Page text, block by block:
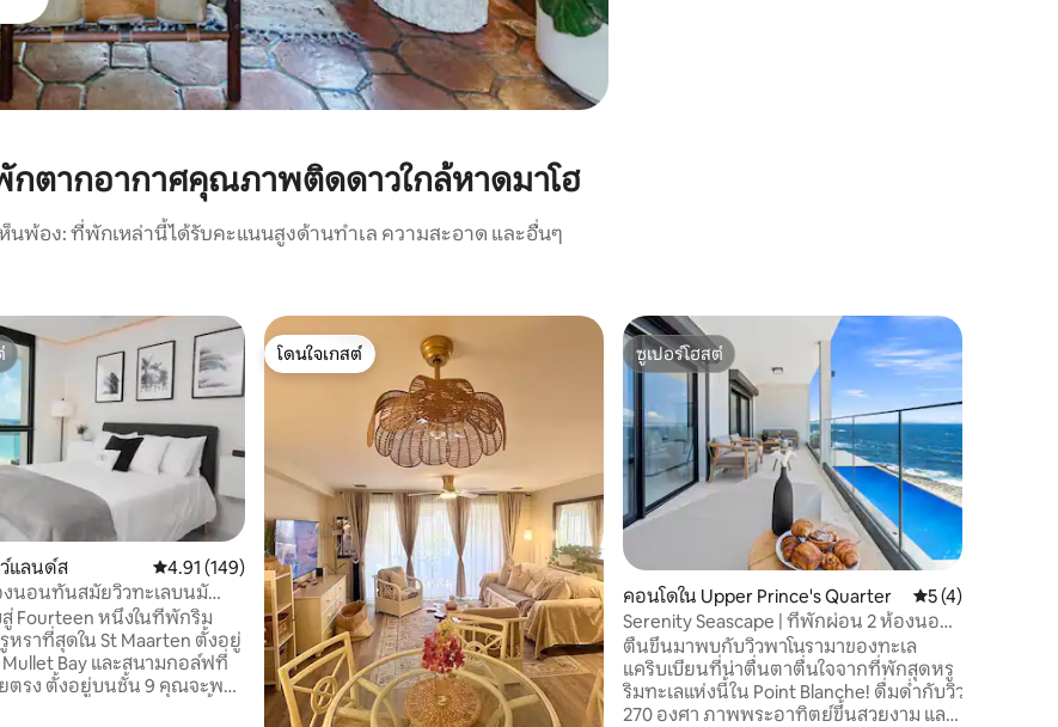
กตากอากาศคุณภาพติดดาวใกล้หาดมาโฮ
ห็นพ้อง: ที่พักเหล่านี้ได้รับคะแนนสูงด้านทำเล ความสะอาด และอื่นๆ
รีวิว
ว์แลนด์ส คะแนนเฉลี่ย 4.91 จาก 5, 149 รีวิว
4.91 (149)
งนอนทันสมัยวิวทะเลบนมั
Fourteen หนึ่งในที่พักริม
ราที่สุดใน St Maarten ตั้งอยู่
Bay และสนามกอล์ฟที่
9 คุณจะพบ
โดนใจเกสต์
โดนใจเกสต์
ซูเปอร์โฮสต์
ซูเปอร์โฮสต์
คอนโดใน Upper Prince's Quarter คะแนนเฉลี่ย 5 จา
5 (4)
Serenity Seascape | ที่พักผ่อน 2 ห้องนอน
วิวทะเล 270°
ตื่นขึ้นมาพบกับวิวพาโนรามาของทะเล
แคริบเบียนที่น่าตื่นตาตื่นใจจากที่พักสุดหรู
ริมทะเลแห่งนี้ใน Point Blanche! ดื่มด่ำกับวิว
270 องศา ภาพพระอาทิตย์ขึ้นสวยงาม และ